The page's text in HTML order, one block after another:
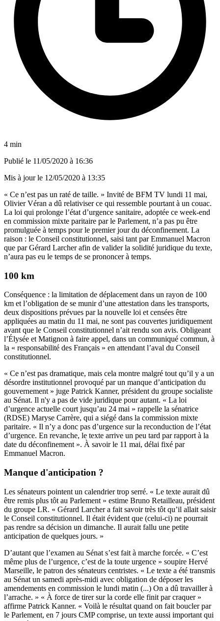
4 min
Publié le 11/05/2020 à 16:36
Mis à jour le 12/05/2020 à 13:35
« Ce n’est pas un raté de taille. » Invité de BFM TV lundi 11 mai,
Olivier Véran a dû relativiser ce qui ressemble pourtant à un couac.
La loi qui prolonge l’état d’urgence sanitaire, adoptée ce week-end
en commission mixte paritaire par le Parlement, n’a pas pu être
promulguée à temps pour le premier jour du déconfinement. La
raison : le Conseil constitutionnel, saisi tant par Emmanuel Macron
que par Gérard Larcher afin de valider la solidité juridique du texte,
n’aura pas eu le temps de se prononcer à temps.
100 km
Conséquence : la limitation de déplacement dans un rayon de 100
km et l’obligation de se munir d’une attestation dans les transports,
deux dispositions prévues par la nouvelle loi et censées être
appliquées au matin du 11 mai, ne sont pas couvertes juridiquement
avant que le Conseil constitutionnel n’ait rendu son avis. Obligeant
l’Élysée et Matignon à faire appel, dans un communiqué commun, à
la « responsabilité des Français » en attendant l’aval du Conseil
constitutionnel.
« Ce n’est pas dramatique, mais cela montre malgré tout qu’il y a un
désordre institutionnel provoqué par un manque d’anticipation du
gouvernement » juge Patrick Kanner, président du groupe socialiste
au Sénat. Il n'y a pas de vide juridique pour autant. « La loi
d’urgence actuelle court jusqu’au 24 mai » rappelle la sénatrice
(RDSE) Maryse Carrère, qui a siégé dans la commission mixte
paritaire. « Il n’y a donc pas d’urgence sur la reconduction de l’état
d’urgence. En revanche, le texte arrive un peu tard par rapport à la
date du déconfinement ». À savoir le 11 mai, délai fixé par
Emmanuel Macron.
Manque d'anticipation ?
Les sénateurs pointent un calendrier trop serré. « Le texte aurait dû
être remis plus tôt au Parlement » estime Bruno Retailleau, président
du groupe LR. « Gérard Larcher a fait savoir très tôt qu’il allait saisir
le Conseil constitutionnel. Il était évident que (celui-ci) ne pourrait
pas rendre sa décision un dimanche. Il aurait fallu une petite
anticipation de quelques jours. »
D’autant que l’examen au Sénat s’est fait à marche forcée. « C’est
même plus de l’urgence, c’est de la toute urgence » soupire Hervé
Marseille, le patron des sénateurs centristes. « Le texte a été transmis
au Sénat un samedi après-midi avec obligation de déposer les
amendements en commission le lundi matin (...) On a dû travailler à
l’arrache. » « À force de tirer sur la corde elle finit par craquer »
affirme Patrick Kanner. « Voilà le résultat quand on fait boucler par
le Parlement, en 7 jours CMP comprise, un texte aussi important qui